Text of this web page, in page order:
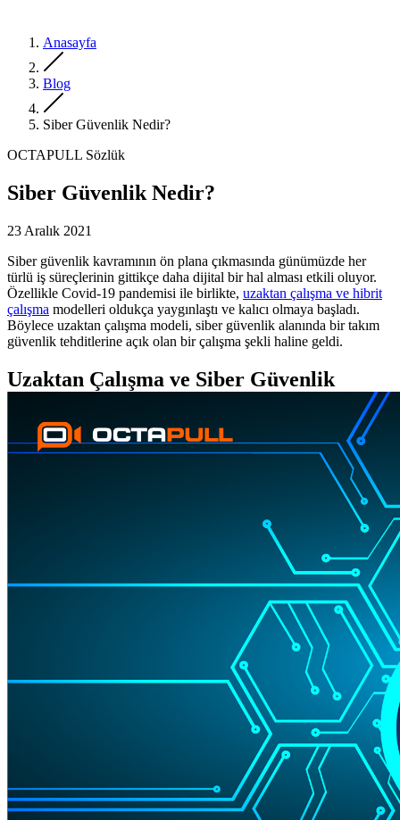
Anasayfa
Blog
Siber Güvenlik Nedir?
OCTAPULL Sözlük
Siber Güvenlik Nedir?
23 Aralık 2021
Siber güvenlik kavramının ön plana çıkmasında günümüzde her
türlü iş süreçlerinin gittikçe daha dijital bir hal alması etkili oluyor.
Özellikle Covid-19 pandemisi ile birlikte, uzaktan çalışma ve hibrit
çalışma modelleri oldukça yaygınlaştı ve kalıcı olmaya başladı.
Böylece uzaktan çalışma modeli, siber güvenlik alanında bir takım
güvenlik tehditlerine açık olan bir çalışma şekli haline geldi.
Uzaktan Çalışma ve Siber Güvenlik